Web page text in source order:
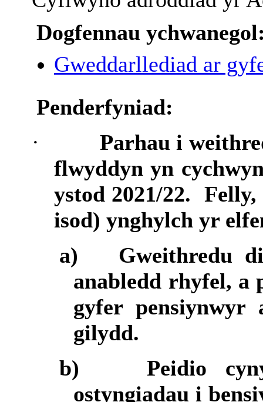
Dogfennau
Gweddarllediad ar
Penderfyniad:
·
Parhau i
flwyddyn yn
ystod 2021/22.
Felly,
isod) ynghylch yr
a)
Gweithredu
anabledd rhyfel, a
gyfer
gilydd.
b)
Peidio
ostyngiadau i